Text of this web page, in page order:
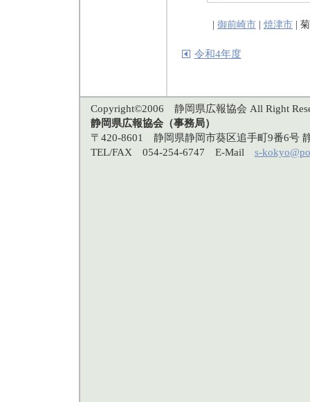
御前崎市| 焼津市|
令和4年度
Copyright©2006 静岡県広報協会 All Right
静岡県広報協会（事務局）
〒420-8601 静岡県静岡市葵区追手町9番6号
TEL/FAX 054-254-6747 E-Mail s-